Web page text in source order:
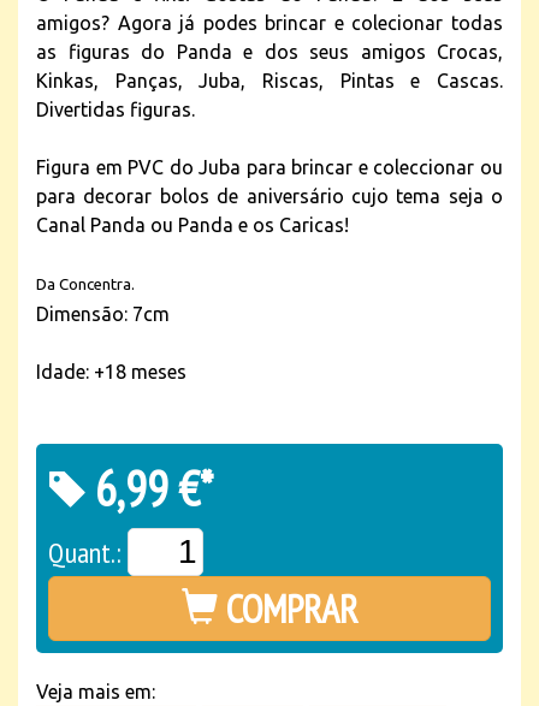
amigos? Agora já podes brincar e colecionar todas
as figuras do Panda e dos seus amigos Crocas,
Kinkas, Panças, Juba, Riscas, Pintas e Cascas.
Divertidas figuras.
Figura em PVC do Juba para brincar e coleccionar ou
para decorar bolos de aniversário cujo tema seja o
Canal Panda ou Panda e os Caricas!
Da Concentra.
Dimensão: 7cm
Idade: +18 meses
6,99 €*
Quant.:
COMPRAR
Veja mais em: